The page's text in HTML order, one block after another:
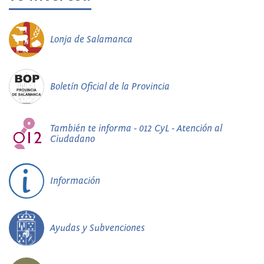
Lonja de Salamanca
Boletín Oficial de la Provincia
También te informa - 012 CyL - Atención al
Ciudadano
Información
Ayudas y Subvenciones